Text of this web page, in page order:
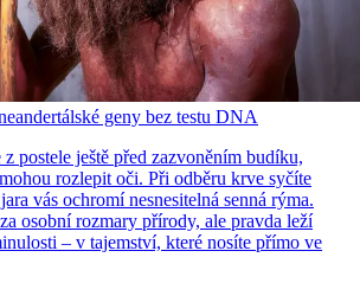
geny bez testu DNA
postele ještě před zazvoněním budíku,
rozlepit oči. Při odběru krve syčíte
vás ochromí nesnesitelná senná rýma.
osobní rozmary přírody, ale pravda leží
– v tajemství, které nosíte přímo ve